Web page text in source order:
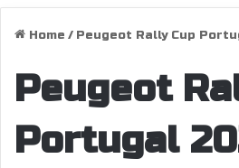
Home / Peugeot Rally Cup
Peugeot
Portugal